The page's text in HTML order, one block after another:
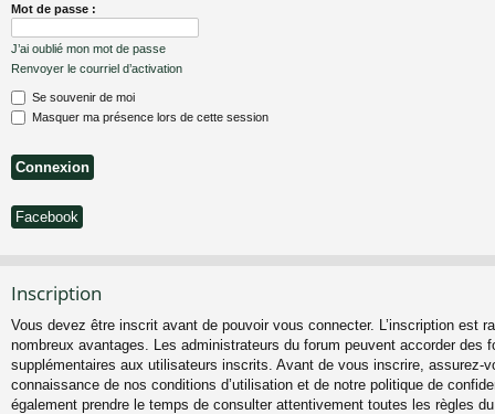
Mot de passe :
J’ai oublié mon mot de passe
Renvoyer le courriel d’activation
Se souvenir de moi
Masquer ma présence lors de cette session
Facebook
Inscription
Vous devez être inscrit avant de pouvoir vous connecter. L’inscription est
nombreux avantages. Les administrateurs du forum peuvent accorder des
supplémentaires aux utilisateurs inscrits. Avant de vous inscrire, assurez-
connaissance de nos conditions d’utilisation et de notre politique de
également prendre le temps de consulter attentivement toutes les règles